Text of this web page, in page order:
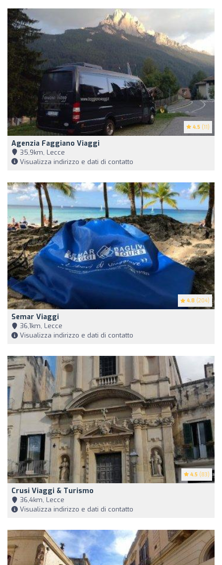
4.5 (11)
Agenzia Faggiano Viaggi
35,9km, Lecce
Visualizza indirizzo e dati di contatto
4.8 (204)
Semar Viaggi
36,1km, Lecce
Visualizza indirizzo e dati di contatto
4.5 (83)
Crusi Viaggi & Turismo
36,4km, Lecce
Visualizza indirizzo e dati di contatto